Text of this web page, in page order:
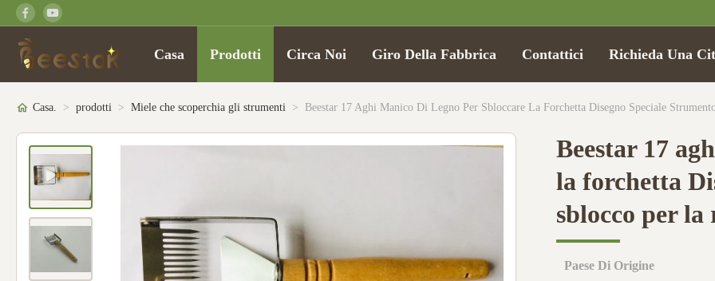
Casa Prodotti Circa Noi Giro Della Fabbrica Contattici Richieda Una
Casa. > prodotti > Miele che scoperchia gli strumenti > Beestar 17 Aghi Manico Di Legno Per Sbloccare La Forchetta Disegno Speciale
Beestar 17
la forchetta
sblocco per
Paese Di Origine